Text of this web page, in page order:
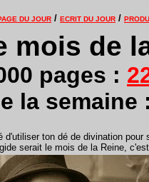
DU JOUR / ECRIT DU JOUR /
mois de
pages :
la semaine
d'utiliser ton dé de divination pour
serait le mois de la Reine,